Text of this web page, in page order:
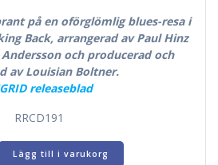
på en oförglömlig blues-resa i
Back, arrangerad av Paul Hinz
och producerad och
av Louisian Boltner.
releaseblad
RRCD191
Lägg till i varukorg